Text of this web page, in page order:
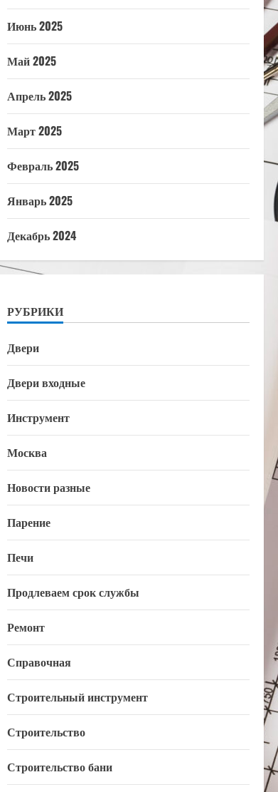
Июнь 2025
Май 2025
Апрель 2025
Март 2025
Февраль 2025
Январь 2025
Декабрь 2024
РУБРИКИ
Двери
Двери входные
Инструмент
Москва
Новости разные
Парение
Печи
Продлеваем срок службы
Ремонт
Справочная
Строительный инструмент
Строительство
Строительство бани